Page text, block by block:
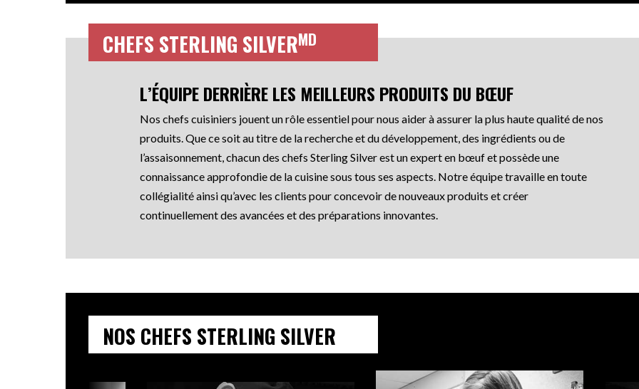
CHEFS STERLING SILVERMD
L’ÉQUIPE DERRIÈRE LES MEILLEURS PRODUITS DU BŒUF
Nos chefs cuisiniers jouent un rôle essentiel pour nous aider à assurer la plus haute qualité de nos
produits. Que ce soit au titre de la recherche et du développement, des ingrédients ou de
l’assaisonnement, chacun des chefs Sterling Silver est un expert en bœuf et possède une
connaissance approfondie de la cuisine sous tous ses aspects. Notre équipe travaille en toute
collégialité ainsi qu’avec les clients pour concevoir de nouveaux produits et créer
continuellement des avancées et des préparations innovantes.
NOS CHEFS STERLING SILVER